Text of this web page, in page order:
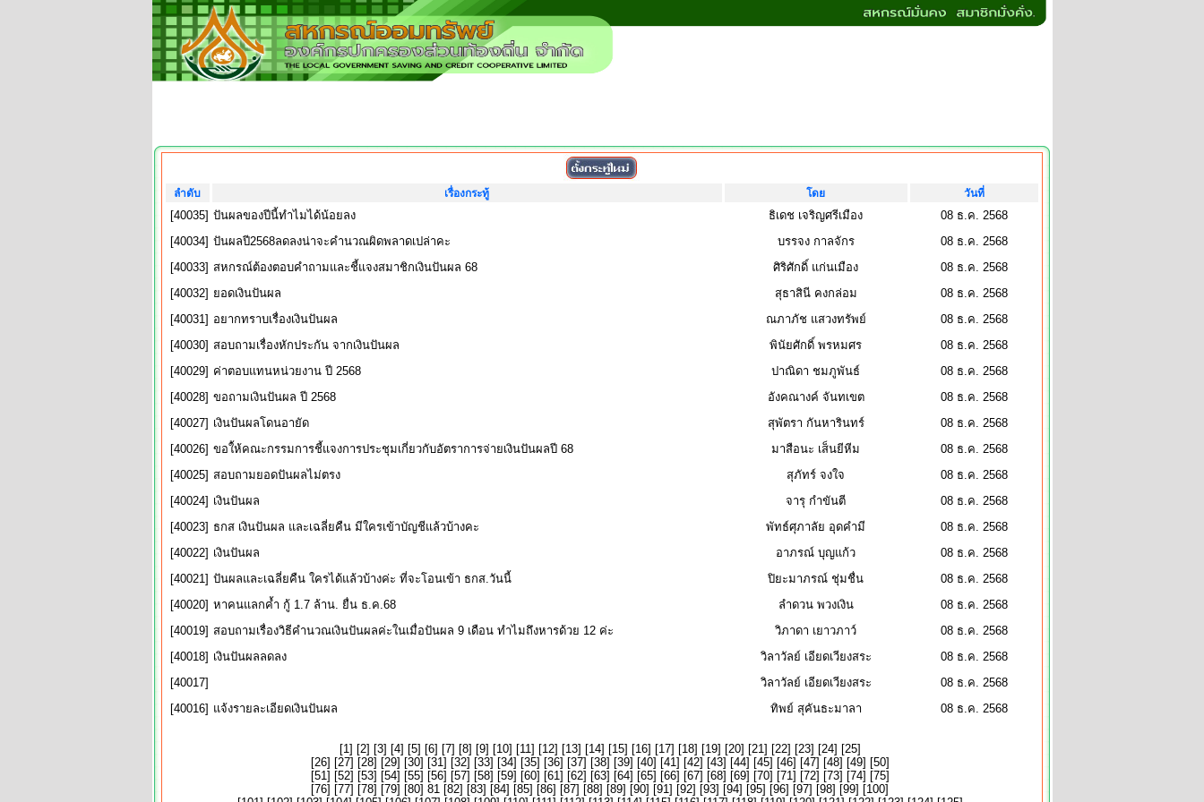
ลำดับ เรื่องกระทู้ โดย วันที่
[40035] ปันผลของปีนี้ทำไมได้น้อยลง ธิเดช เจริญศรีเมือง
08 ธ.ค. 2568
[40034] ปันผลปี2568ลดลงน่าจะคำนวณผิดพลาดเปล่าคะ บรรจง กาลจักร
08 ธ.ค. 2568
[40033] สหกรณ์ต้องตอบคำถามและชี้แจงสมาชิกเงินปันผล 68 ศิริศักดิ์ แก่นเมือง
08 ธ.ค. 2568
[40032] ยอดเงินปันผล สุธาสินี คงกล่อม
08 ธ.ค. 2568
[40031] อยากทราบเรื่องเงินปันผล ณภาภัช แสวงทรัพย์
08 ธ.ค. 2568
[40030] สอบถามเรื่องหักประกัน จากเงินปันผล พินัยศักดิ์ พรหมศร
08 ธ.ค. 2568
[40029] ค่าตอบแทนหน่วยงาน ปี 2568 ปาณิดา ชมภูพันธ์
08 ธ.ค. 2568
[40028] ขอถามเงินปันผล ปี 2568 อังคณางค์ จันทเขต
08 ธ.ค. 2568
[40027] เงินปันผลโดนอายัด สุพัตรา กันหารินทร์
08 ธ.ค. 2568
[40026] ขอใ้ห้คณะกรรมการชี้แจงการประชุมเกี่ยวกับอัตราการจ่ายเงินปันผลปี 68 มาสือนะ เส็นยีหีม
08 ธ.ค. 2568
[40025] สอบถามยอดปันผลไม่ตรง สุภัทร์ จงใจ
08 ธ.ค. 2568
[40024] เงินปันผล จารุ กำขันตี
08 ธ.ค. 2568
[40023] ธกส เงินปันผล และเฉลี่ยคืน มีใครเข้าบัญชีแล้วบ้างคะ พัทธ์ศุภาลัย อุดคำมี
08 ธ.ค. 2568
[40022] เงินปันผล อาภรณ์ บุญแก้ว
08 ธ.ค. 2568
[40021] ปันผลและเฉลี่ยคืน ใครได้แล้วบ้างค่ะ ที่จะโอนเข้า ธกส.วันนี้ ปิยะมาภรณ์ ชุ่มชื่น
08 ธ.ค. 2568
[40020] หาคนแลกค้ำ กู้ 1.7 ล้าน. ยื่น ธ.ค.68 ลำดวน พวงเงิน
08 ธ.ค. 2568
[40019] สอบถามเรื่องวิธีคำนวณเงินปันผลค่ะในเมื่อปันผล 9 เดือน ทำไมถึงหารด้วย 12 ค่ะ วิภาดา เยาวภาว์
08 ธ.ค. 2568
[40018] เงินปันผลลดลง วิลาวัลย์ เอียดเวียงสระ
08 ธ.ค. 2568
[40017]
วิลาวัลย์ เอียดเวียงสระ
08 ธ.ค. 2568
[40016] แจ้งรายละเอียดเงินปันผล ทิพย์ สุคันธะมาลา 08 ธ.ค. 2568
[1] [2] [3] [4] [5] [6] [7] [8] [9] [10] [11] [12] [13] [14] [15] [16] [17] [18] [19] [20] [21] [22] [23] [24] [25]
[26] [27] [28] [29] [30] [31] [32] [33] [34] [35] [36] [37] [38] [39] [40] [41] [42] [43] [44] [45] [46] [47] [48] [49] [50]
[51] [52] [53] [54] [55] [56] [57] [58] [59] [60] [61] [62] [63] [64] [65] [66] [67] [68] [69] [70] [71] [72] [73] [74] [75]
[76] [77] [78] [79] [80] 81 [82] [83] [84] [85] [86] [87] [88] [89] [90] [91] [92] [93] [94] [95] [96] [97] [98] [99] [100]